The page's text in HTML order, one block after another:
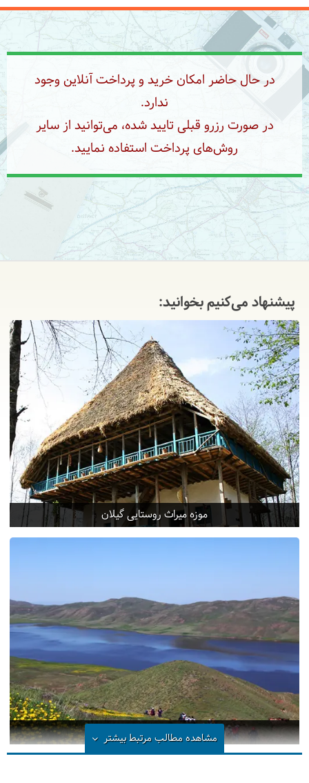
در حال حاضر امکان خرید و پرداخت آنلاین وجود
ندارد.
در صورت رزرو قبلی تایید شده، می‌توانید از سایر
روش‌های پرداخت استفاده نمایید.
پیشنهاد می‌کنیم بخوانید:
موزه میراث روستایی گیلان
دریاچه نئور تا سوباتان کجاست؟
مشاهده مطالب مرتبطبیشتر